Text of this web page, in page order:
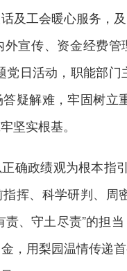
及工会暖心服务，
宣传、资金经费
党日活动，职能部
疑解难，牢固树
坚实根基。
确政绩观为根本指
挥、科学研判、
责、守土尽责”的担
，用梨园温情传递